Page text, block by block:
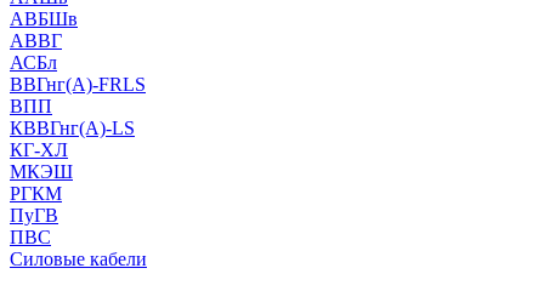
АВБШв
АВВГ
АСБл
ВВГнг(А)-FRLS
ВПП
КВВГнг(А)-LS
КГ-ХЛ
МКЭШ
РГКМ
ПуГВ
ПВС
Силовые кабели